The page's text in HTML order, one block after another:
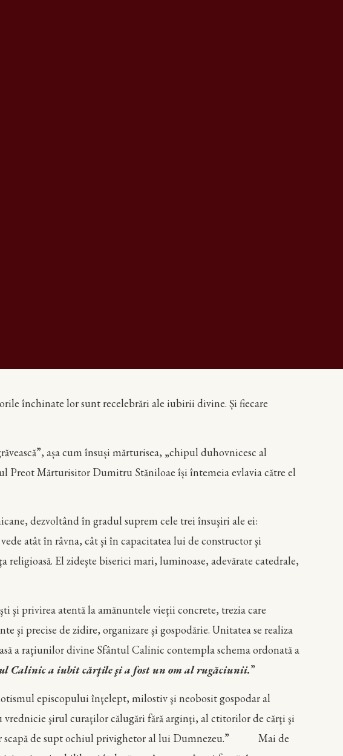
închinate lor sunt recelebrări ale iubirii divine. Și fiecare
așa cum însuși mărturisea, „chipul duhovnicesc al
Preot Mărturisitor Dumitru Stăniloae își întemeia evlavia către el
dezvoltând în gradul suprem cele trei însuşiri ale ei:
atât în râvna, cât şi în capacitatea lui de constructor şi
El zideşte biserici mari, luminoase, adevărate catedrale,
privirea atentă la amănuntele vieţii concrete, trezia care
şi precise de zidire, organizare şi gospodărie. Unitatea se realiza
a raţiunilor divine Sfântul Calinic contempla schema ordonată a
Calinic a iubit cărţile şi a fost un om al rugăciunii.”
episcopului înţelept, milostiv şi neobosit gospodar al
şirul curaţilor călugări fără arginţi, al ctitorilor de cărţi şi
scapă de supt ochiul privighetor al lui Dumnezeu.” Mai de